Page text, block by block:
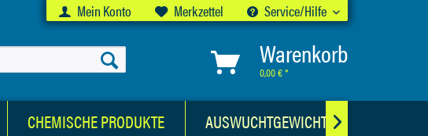
Mein Konto Merkzettel Service/Hilfe
Warenkorb
0,00 € *
CHEMISCHE PRODUKTE AUSWUCHTGEWICHTE